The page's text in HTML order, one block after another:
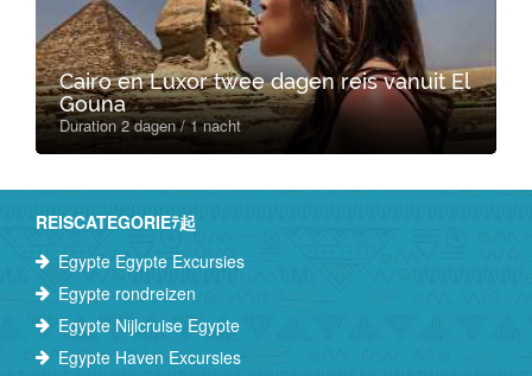
Cairo en Luxor twee dagen reis vanuit El
Gouna
Duration 2 dagen / 1 nacht
REISCATEGORIEﾃ起
Egypte Egypte Excursies
Egypte rondreizen
Egypte Nijlcruise Egypte
Egypte Haven Excursies